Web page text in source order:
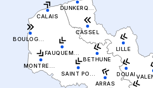
SAINT POL SUR TERNOISE
MONTREUIL
CALAIS
BOULOGNE SUR MER
BETHUNE
ARRAS
LILLE
DUNKERQUE
DOUAI
CASSEL